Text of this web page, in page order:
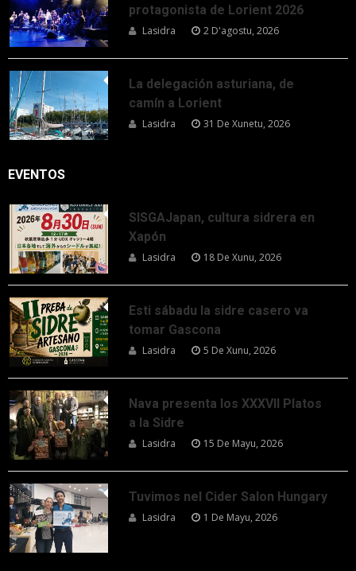
protagonista de Lorient 2026
Lasidra 2 D'agostu, 2026
La delegación asturiana, de
camín a Lorient
Lasidra 31 De Xunetu, 2026
EVENTOS
SISGAJapan, cultura sidrera en
Xapón
Lasidra 18 De Xunu, 2026
Esti sábadu la sidre casero va
tomar Gascona
Lasidra 5 De Xunu, 2026
Nava presenta los XXXVII Platos
a la Sidre
Lasidra 15 De Mayu, 2026
Tuvimos nel Cider Salon Hungary
Lasidra 1 De Mayu, 2026